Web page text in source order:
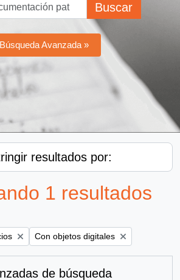
Buscar
Búsqueda Avanzada »
resultados por:
1 resultados
filter:Remove filter:
Con objetos digitales
de búsqueda